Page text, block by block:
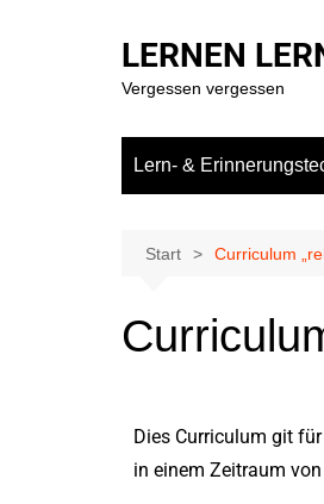
LERNEN
Vergessen vergessen
Lern- &
Start Curriculum
Dies Curriculum git
in einem Zeitraum